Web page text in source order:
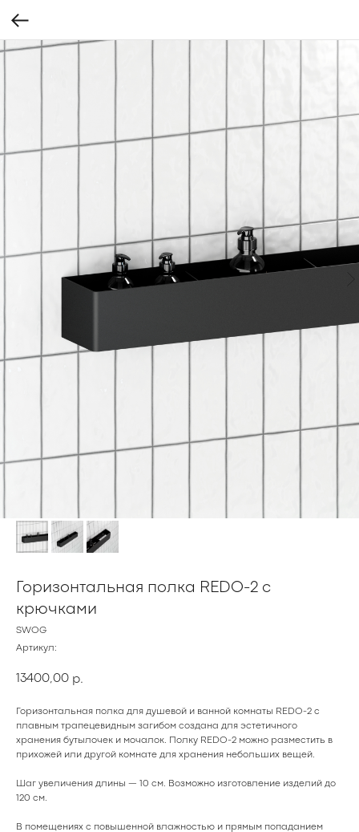
Горизонтальная полка REDO-2 с
крючками
SWOG
Артикул:
13400,00 р.
Горизонтальная полка для душевой и ванной комнаты REDO-2 с
плавным трапецевидным загибом создана для эстетичного
хранения бутылочек и мочалок. Полку REDO-2 можно разместить в
прихожей или другой комнате для хранения небольших вещей.
Шаг увеличения длины — 10 см. Возможно изготовление изделий до
120 см.
В помещениях с повышенной влажностью и прямым попаданием